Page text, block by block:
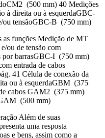
(500 mm) 40 Medições
à direita ou à esquerdaGBC-
ou tensãoGBC-B (750 mm)
as funções Medição de MT
ou de tensão com
por barrasGBC-I (750 mm)
entrada de cabos
41 Célula de conexão da
ou à esquerdaGBM (375
cabos GAM2 (375 mm)
(500 mm)
Além de suas
uma resposta
e bens, assim como a